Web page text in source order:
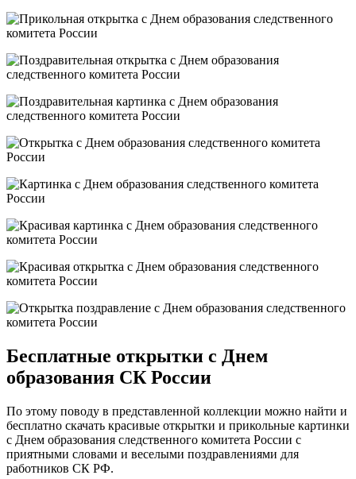
Бесплатные открытки с Днем
образования СК России
По этому поводу в представленной коллекции можно найти и
бесплатно скачать красивые открытки и прикольные картинки
с Днем образования следственного комитета России с
приятными словами и веселыми поздравлениями для
работников СК РФ.